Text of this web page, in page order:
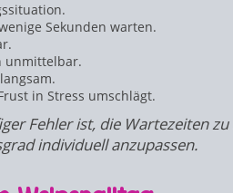
Sekunden warten.
unmittelbar.
in Stress umschlägt.
Fehler ist, die Wartezeiten
individuell anzupassen.